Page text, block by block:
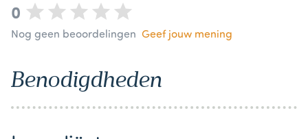
0
Nog geen beoordelingen Geef jouw mening
Benodigdheden